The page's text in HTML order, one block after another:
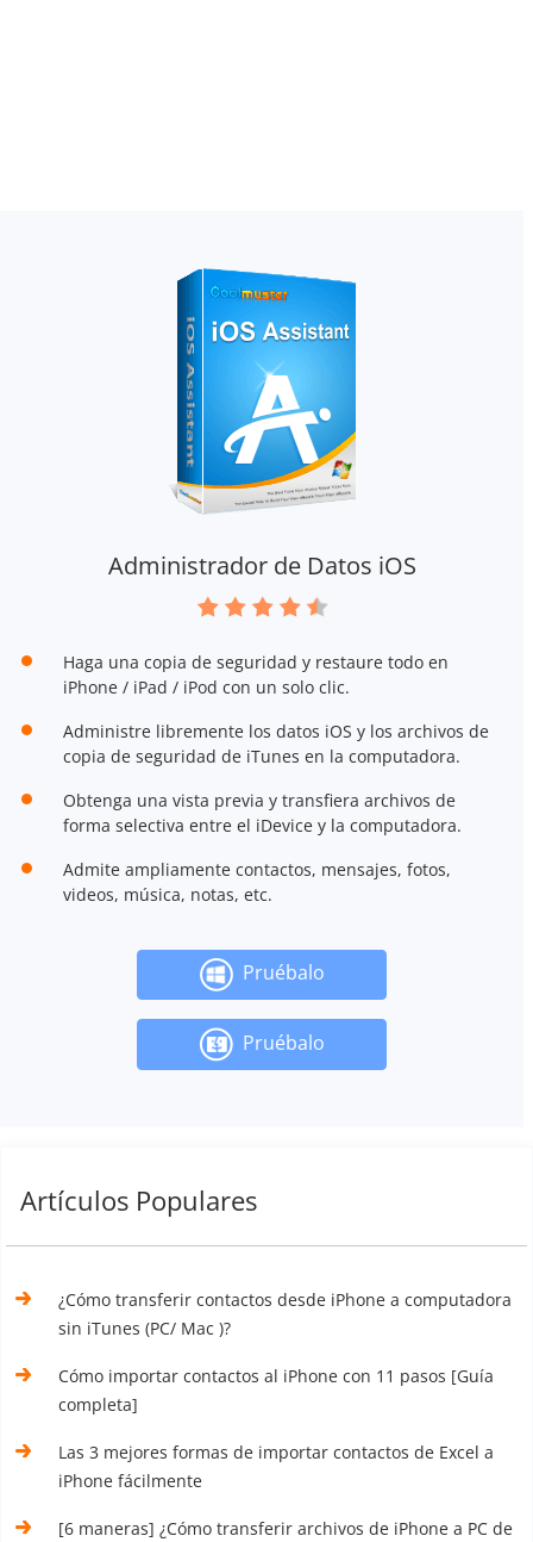
Administrador de Datos iOS
Haga una copia de seguridad y restaure todo en
iPhone / iPad / iPod con un solo clic.
Administre libremente los datos iOS y los archivos de
copia de seguridad de iTunes en la computadora.
Obtenga una vista previa y transfiera archivos de
forma selectiva entre el iDevice y la computadora.
Admite ampliamente contactos, mensajes, fotos,
videos, música, notas, etc.
Pruébalo
Pruébalo
Artículos Populares
¿Cómo transferir contactos desde iPhone a computadora
sin iTunes (PC/ Mac )?
Cómo importar contactos al iPhone con 11 pasos [Guía
completa]
Las 3 mejores formas de importar contactos de Excel a
iPhone fácilmente
[6 maneras] ¿Cómo transferir archivos de iPhone a PC de